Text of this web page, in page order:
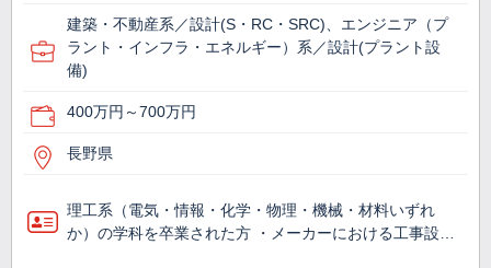
建築・不動産系／設計(S・RC・SRC)、エンジニア（プ
ラント・インフラ・エネルギー）系／設計(プラント設
備)
400万円～700万円
長野県
理工系（電気・情報・化学・物理・機械・材料いずれ
か）の学科を卒業された方 ・メーカーにおける工事設…